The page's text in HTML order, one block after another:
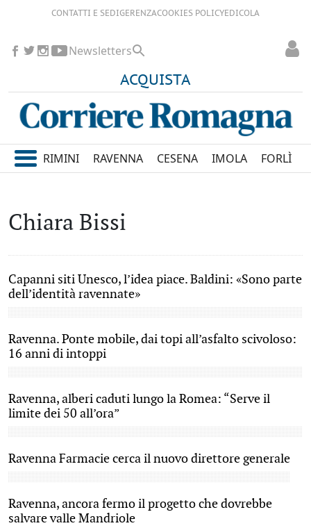
CONTATTI E SEDIGERENZACOOKIES POLICYEDICOLA
ACQUISTA
Newsletters
RIMINI RAVENNA CESENA IMOLA FORLÌ
Chiara Bissi
Capanni siti Unesco, l’idea piace. Baldini: «Sono parte
dell’identità ravennate»
Ravenna. Ponte mobile, dai topi all’asfalto scivoloso:
16 anni di intoppi
Ravenna, alberi caduti lungo la Romea: “Serve il
limite dei 50 all’ora”
Ravenna Farmacie cerca il nuovo direttore generale
Ravenna, ancora fermo il progetto che dovrebbe
salvare valle Mandriole